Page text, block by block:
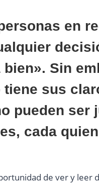
en
Sin
sus
pueden ser
cada
de ver y leer